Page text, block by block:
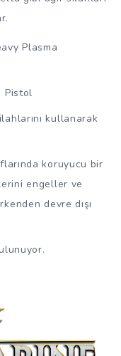
Plasma
Pistol
kullanarak
koruyucu bir
engeller ve
devre dışı